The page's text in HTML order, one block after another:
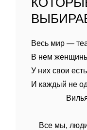
Весь мир —
В нем
У них свои
И каждый не
Вильям
Все мы,